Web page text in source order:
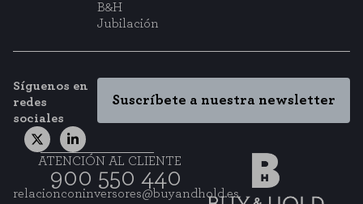
B&H
Jubilación
Síguenos en
redes
sociales
Suscríbete a nuestra newsletter
ATENCIÓN AL CLIENTE
900 550 440
relacionconinversores@buyandhold.es